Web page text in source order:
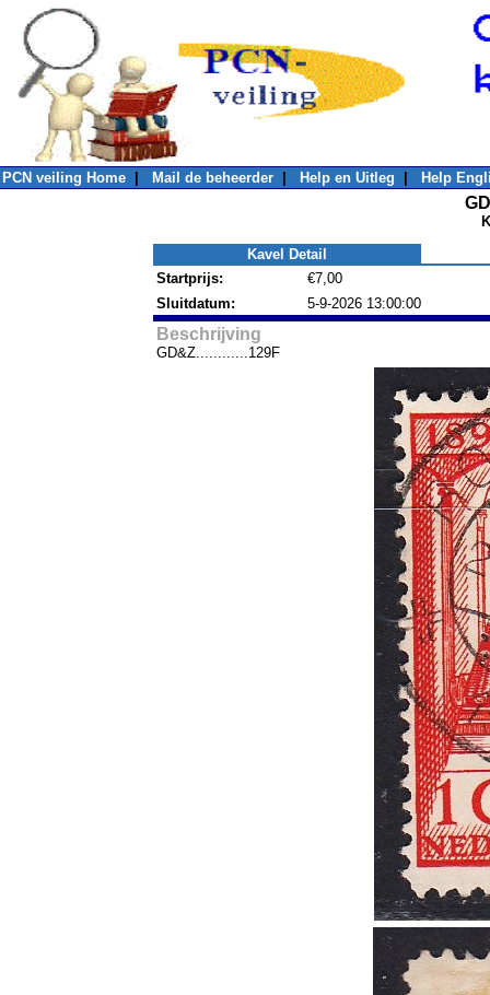
PCN veiling Home Mail de beheerder Help en Uitleg Help
Kavel Detail
Startprijs:
€7,00
Sluitdatum:
5-9-2026 13:00:00
Beschrijving
GD&Z............129F